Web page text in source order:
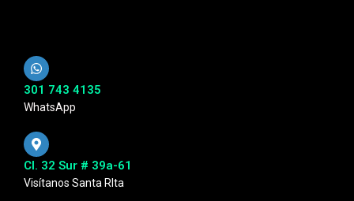
301 743 4135
WhatsApp
Cl. 32 Sur # 39a-61
Visítanos Santa RIta